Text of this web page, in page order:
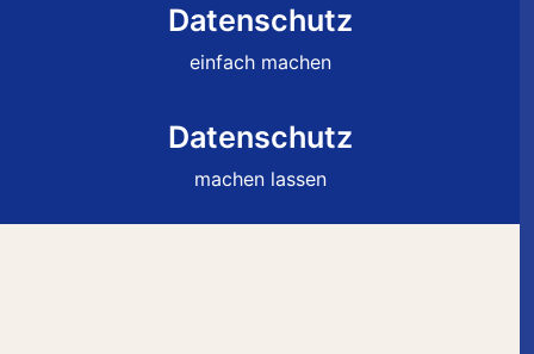
Datenschutz
einfach machen
Datenschutz
machen lassen